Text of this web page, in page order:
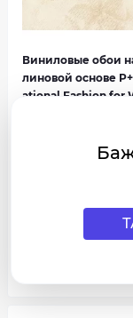
Graziosa
Виниловые обои
линовой основе
ational Fashion for